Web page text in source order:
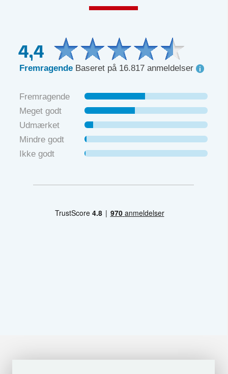
4,4
Fremragende Baseret på 16.817 anmeldelser
Fremragende
Meget godt
Udmærket
Mindre godt
Ikke godt